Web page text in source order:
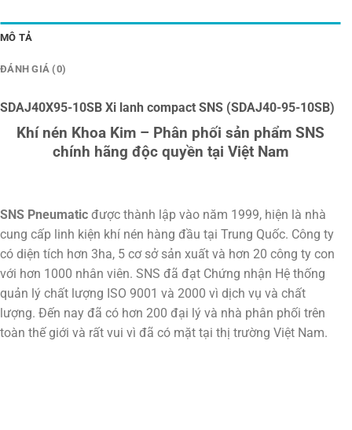
MÔ TẢ
ĐÁNH GIÁ (0)
SDAJ40X95-10SB Xi lanh compact SNS (SDAJ40-95-10SB)
Khí nén Khoa Kim – Phân phối sản phẩm SNS
chính hãng độc quyền tại Việt Nam
SNS Pneumatic được thành lập vào năm 1999, hiện là nhà
cung cấp linh kiện khí nén hàng đầu tại Trung Quốc. Công ty
có diện tích hơn 3ha, 5 cơ sở sản xuất và hơn 20 công ty con
với hơn 1000 nhân viên. SNS đã đạt Chứng nhận Hệ thống
quản lý chất lượng ISO 9001 và 2000 vì dịch vụ và chất
lượng. Đến nay đã có hơn 200 đại lý và nhà phân phối trên
toàn thế giới và rất vui vì đã có mặt tại thị trường Việt Nam.